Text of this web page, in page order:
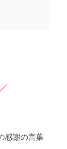
感謝の言葉